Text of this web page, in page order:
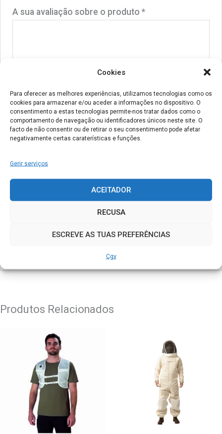
Cookies
Para oferecer as melhores experiências, utilizamos tecnologias como os
cookies para armazenar e/ou aceder a informações no dispositivo. O
consentimento a estas tecnologias permite-nos tratar dados como o
comportamento de navegação ou identificadores únicos neste site. O
facto de não consentir ou de retirar o seu consentimento pode afetar
negativamente certas caraterísticas e funções.
Gerir serviços
ACEITADOR
RECUSA
ESCREVE AS TUAS PREFERÊNCIAS
Cgv
A sua avaliação sobre o produto*
Email*
Guardar o meu nome, email e site neste navegador para
Produtos Relacionados
This
product
has
multiple
variants.
The
options
may
product
has
multiple
variants.
The
options
may